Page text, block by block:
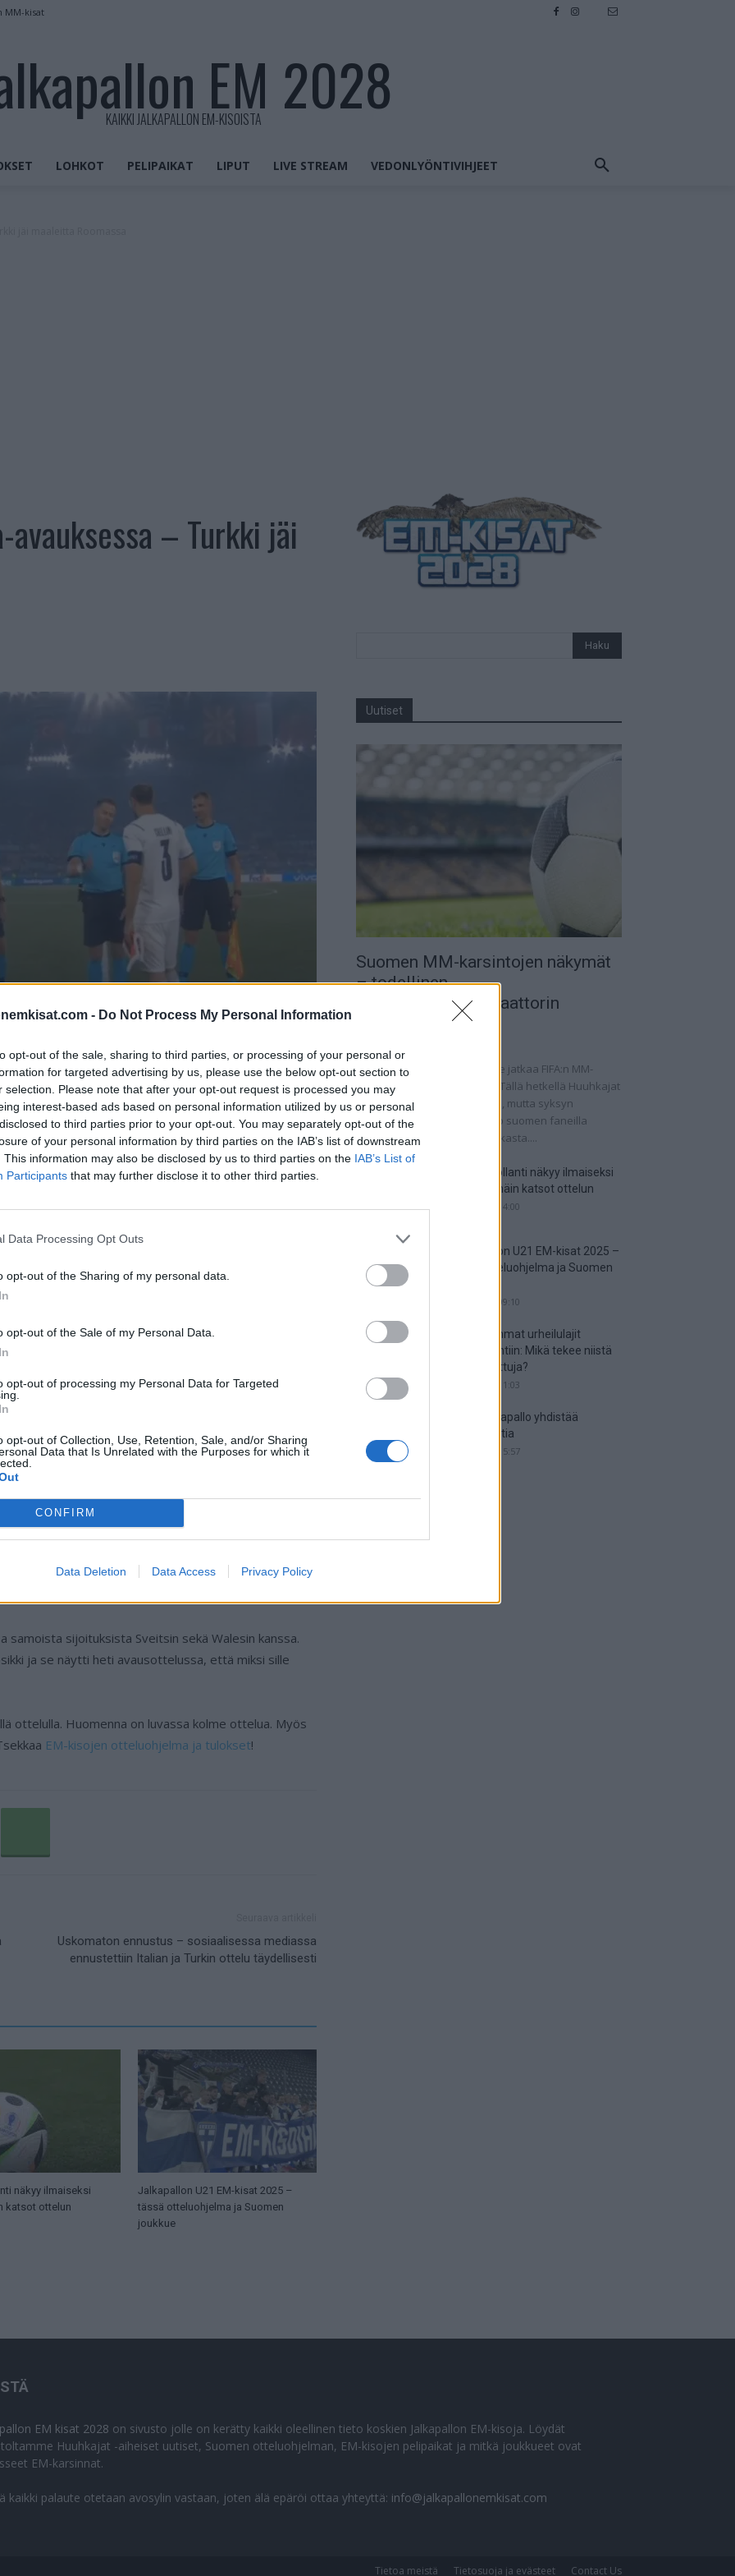
- Do Not Process My Personal Information
opt-out of the sale, sharing to third parties, or processing of your personal or
for targeted advertising by us, please use the below opt-out section to
selection. Please note that after your opt-out request is processed you may
interest-based ads based on personal information utilized by us or personal
to third parties prior to your opt-out. You may separately opt-out of the
of your personal information by third parties on the IAB’s list of downstream
This information may also be disclosed by us to third parties on the IAB’s List of
Participants that may further disclose it to other third parties.
Data Processing Opt Outs
opt-out of the Sharing of my personal data.
opt-out of the Sale of my Personal Data.
opt-out of processing my Personal Data for Targeted
opt-out of Collection, Use, Retention, Sale, and/or Sharing
Data that Is Unrelated with the Purposes for which it
CONFIRM
Data Deletion Data Access Privacy Policy
MM-kisat
EM 2028
KAIKKI JALKAPALLON EM-KISOISTA
LOHKOT PELIPAIKAT LIPUT LIVE STREAM VEDONLYÖNTIVIHJEET
– Turkki jäi
Roomassa. Italia onnistui voittamaan
maaliton. Puoliaika oli pienimuotoista kyttäilyä puolin ja
muutamista paikoista huolimatta maaleja ei nähty.
kohdallaDomenico Berardi
pelaava
huomattavasti.
vartti myöhemmin, kunCiro Immobile
14. maali Italian maajoukkuepaidassa.
Turkey ⚽️#EURO2020
11, 2021
Ennakkosuosikkina otteluun lähtenyt Italia oli
oli siirtynyt parin maalin johtoasemaan eikä Turkki
Myös tässä maalissa Immobile oli vahvasti mukana,
samoista sijoituksista Sveitsin sekä Walesin kanssa.
ja se näytti heti avausottelussa, että miksi sille
ottelulla. Huomenna on luvassa kolme ottelua. Myös
EM-kisojen otteluohjelma ja tulokset!
Uskomaton ennustus – sosiaalisessa mediassa
ennustettiin Italian ja Turkin ottelu täydellisesti
näkyy ilmaiseksi
katsot ottelun
Jalkapallon U21 EM-kisat 2025 –
tässä otteluohjelma ja Suomen
joukkue
Uutiset
Suomen MM-karsintojen näkymät
– todellinen
jalkapallokommentaattorin
Suomen miesten maajoukkue jatkaa FIFA:n MM-
karsintoja vaihtelevin ottein. Tällä hetkellä Huuhkajat
ovat kolmantena lohkossaan, mutta syksyn
ratkaisuottelut kertovat, onko suomen faneilla
realistista unelmoida kisapaikasta....
Suomi-Hollanti näkyy ilmaiseksi
TV:stä – näin katsot ottelun
06.06.2025 14:00
Jalkapallon U21 EM-kisat 2025 –
tässä otteluohjelma ja Suomen
18.05.2025 09:10
Suosituimmat urheilulajit
vedonlyöntiin: Mikä tekee niistä
niin suosittuja?
05.05.2025 11:03
Miten jalkapallo yhdistää
kansakuntia
25.04.2025 15:57
EM kisat 2028 on sivusto jolle on kerätty kaikki oleellinen tieto koskien Jalkapallon EM-kisoja. Löydät
Huuhkajat -aiheiset uutiset, Suomen otteluohjelman, EM-kisojen pelipaikat ja mitkä joukkueet ovat
EM-karsinnat.
kaikki palaute otetaan avosylin vastaan, joten älä epäröi ottaa yhteyttä: info@jalkapallonemkisat.com
Tietoa meistä Tietosuoja ja evästeet Contact Us